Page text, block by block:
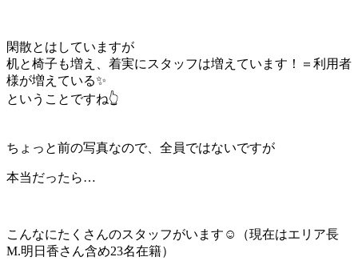
閑散とはしていますが
机と椅子も増え、着実にスタッフは増えています！＝利用者
様が増えている✨
ということですね👆
ちょっと前の写真なので、全員ではないですが
本当だったら…
こんなにたくさんのスタッフがいます☺（現在はエリア長
M.明日香さん含め23名在籍）